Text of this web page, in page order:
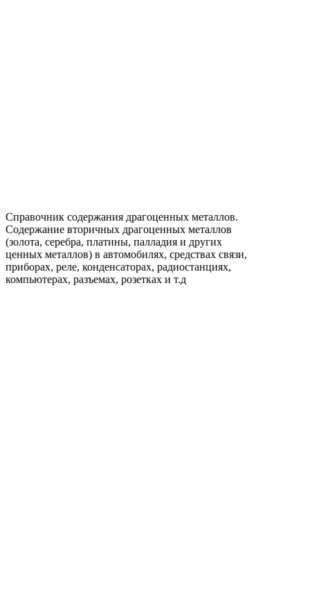
Справочник содержания драгоценных металлов.
Содержание вторичных драгоценных металлов
(золота, серебра, платины, палладия и других
ценных металлов) в автомобилях, средствах связи,
приборах, реле, конденсаторах, радиостанциях,
компьютерах, разъемах, розетках и т.д